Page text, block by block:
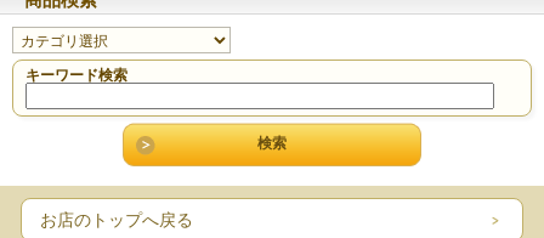
キーワード検索
お店のトップへ戻る